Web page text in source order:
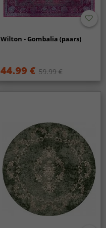
Wilton - Gombalia (paars)
44.99 € 59.99 €